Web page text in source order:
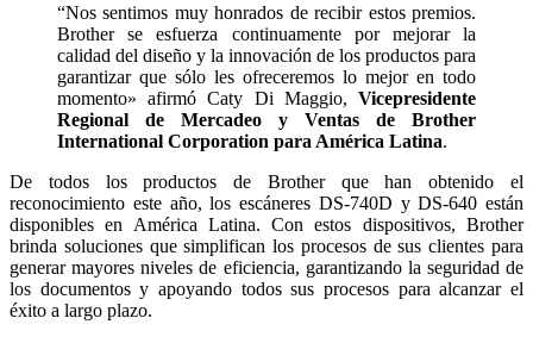
“Nos sentimos muy honrados de recibir estos premios.
Brother se esfuerza continuamente por mejorar la
calidad del diseño y la innovación de los productos para
garantizar que sólo les ofreceremos lo mejor en todo
momento» afirmó Caty Di Maggio, Vicepresidente
Regional de Mercadeo y Ventas de Brother
International Corporation para América Latina.
De todos los productos de Brother que han obtenido el
reconocimiento este año, los escáneres DS-740D y DS-640 están
disponibles en América Latina. Con estos dispositivos, Brother
brinda soluciones que simplifican los procesos de sus clientes para
generar mayores niveles de eficiencia, garantizando la seguridad de
los documentos y apoyando todos sus procesos para alcanzar el
éxito a largo plazo.